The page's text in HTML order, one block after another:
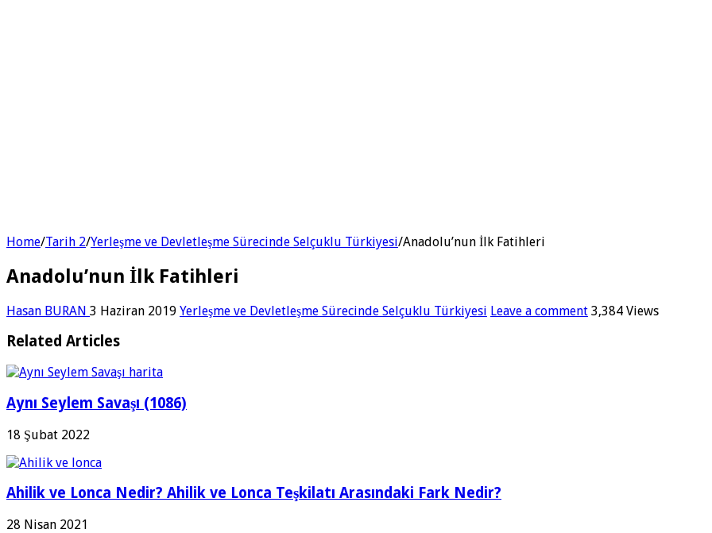
Home/Tarih 2/Yerleşme ve Devletleşme Sürecinde Selçuklu Türkiyesi/Anadolu’nun İlk Fatihleri
Anadolu’nun İlk Fatihleri
Hasan BURAN 3 Haziran 2019 Yerleşme ve Devletleşme Sürecinde Selçuklu Türkiyesi Leave a comment 3,384 Views
Related Articles
Aynı Seylem Savaşı (1086)
18 Şubat 2022
Ahilik ve Lonca Nedir? Ahilik ve Lonca Teşkilatı Arasındaki Fark Nedir?
28 Nisan 2021